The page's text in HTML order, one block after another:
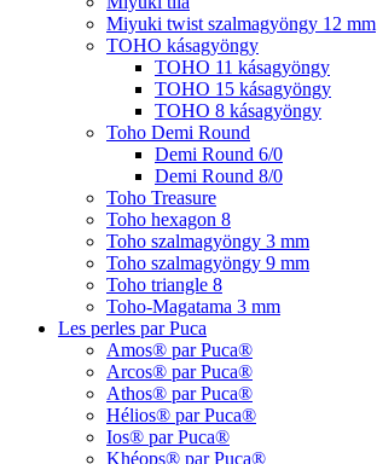
Miyuki twist szalmagyöngy 12 mm
TOHO kásagyöngy
TOHO 11 kásagyöngy
TOHO 15 kásagyöngy
TOHO 8 kásagyöngy
Toho Demi Round
Demi Round 6/0
Demi Round 8/0
Toho Treasure
Toho hexagon 8
Toho szalmagyöngy 3 mm
Toho szalmagyöngy 9 mm
Toho triangle 8
Toho-Magatama 3 mm
Les perles par Puca
Amos® par Puca®
Arcos® par Puca®
Athos® par Puca®
Hélios® par Puca®
Ios® par Puca®
Khéops® par Puca®